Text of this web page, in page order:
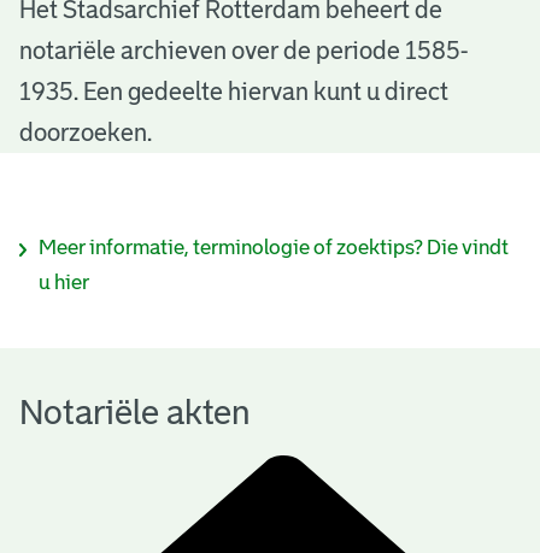
N
o
Het Stadsarchief Rotterdam beheert de
notariële archieven over de periode 1585-
1935. Een gedeelte hiervan kunt u direct
doorzoeken.
I
r
Meer informatie, terminologie of zoektips? Die vindt
u hier
Notariële akten